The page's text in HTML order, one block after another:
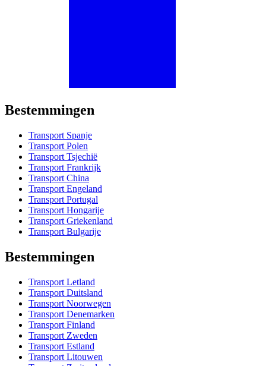
Bestemmingen
Transport Spanje
Transport Polen
Transport Tsjechië
Transport Frankrijk
Transport China
Transport Engeland
Transport Portugal
Transport Hongarije
Transport Griekenland
Transport Bulgarije
Bestemmingen
Transport Letland
Transport Duitsland
Transport Noorwegen
Transport Denemarken
Transport Finland
Transport Zweden
Transport Estland
Transport Litouwen